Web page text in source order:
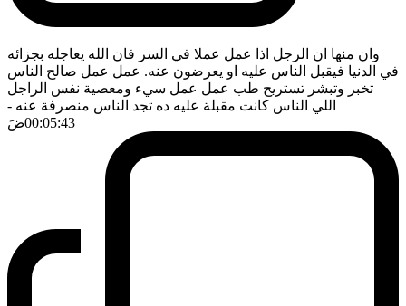
وان منها ان الرجل اذا عمل عملا في السر فان الله يعاجله بجزائه
في الدنيا فيقبل الناس عليه او يعرضون عنه. عمل عمل صالح الناس
تخبر وتبشر تستريح طب عمل عمل سيء ومعصية نفس الراجل
اللي الناس كانت مقبلة عليه ده تجد الناس منصرفة عنه -
00:05:43ضَ